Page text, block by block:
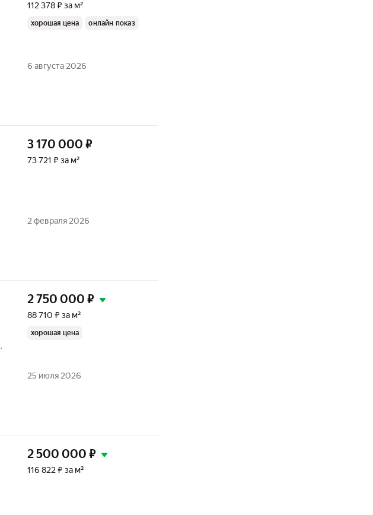
112 378 ₽ за м²
хорошая цена онлайн показ
6 августа 2026
3 170 000 ₽
73 721 ₽ за м²
2 февраля 2026
2 750 000 ₽
88 710 ₽ за м²
хорошая цена
25 июля 2026
2 500 000 ₽
116 822 ₽ за м²